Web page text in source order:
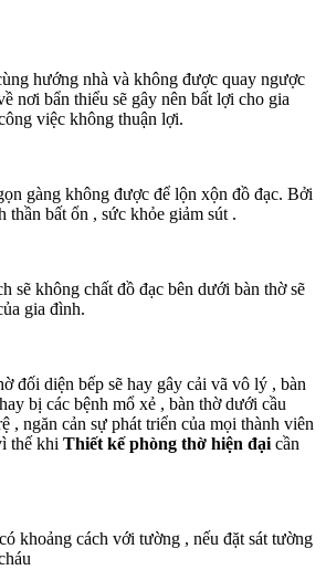
hướng nhà và không được quay ngược
nơi bẩn thiểu sẽ gây nên bất lợi cho gia
việc không thuận lợi.
gàng không được để lộn xộn đồ đạc. Bởi
thần bất ổn , sức khỏe giảm sút .
sẽ không chất đồ đạc bên dưới bàn thờ sẽ
gia đình.
đối diện bếp sẽ hay gây cải vã vô lý , bàn
bị các bệnh mổ xẻ , bàn thờ dưới cầu
, ngăn cản sự phát triển của mọi thành viên
thế khi Thiết kế phòng thờ hiện đại cần
khoảng cách với tường , nếu đặt sát tường